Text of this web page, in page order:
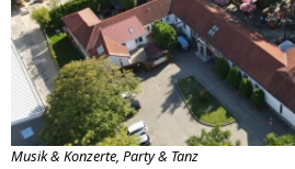
Musik & Konzerte, Party & Tanz